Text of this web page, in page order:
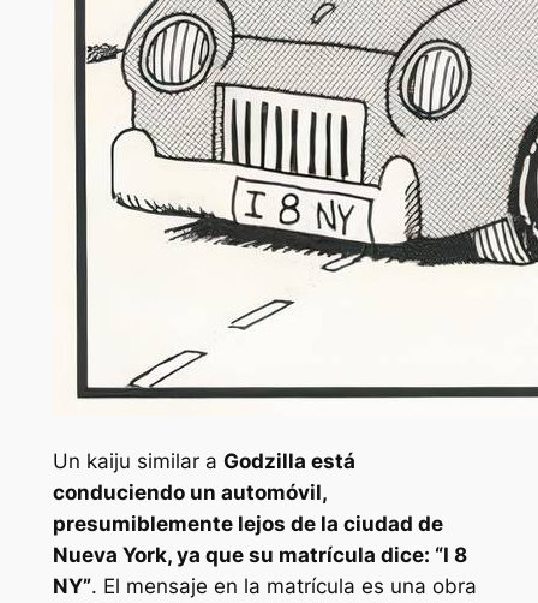
Un kaiju similar a Godzilla está
conduciendo un automóvil,
presumiblemente lejos de la ciudad de
Nueva York, ya que su matrícula dice: “I 8
NY”. El mensaje en la matrícula es una obra